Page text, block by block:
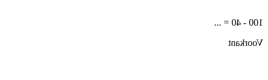
100 - 40 = ...
Voorkant